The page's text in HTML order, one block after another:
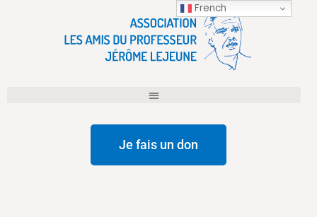
Je fais un don
French